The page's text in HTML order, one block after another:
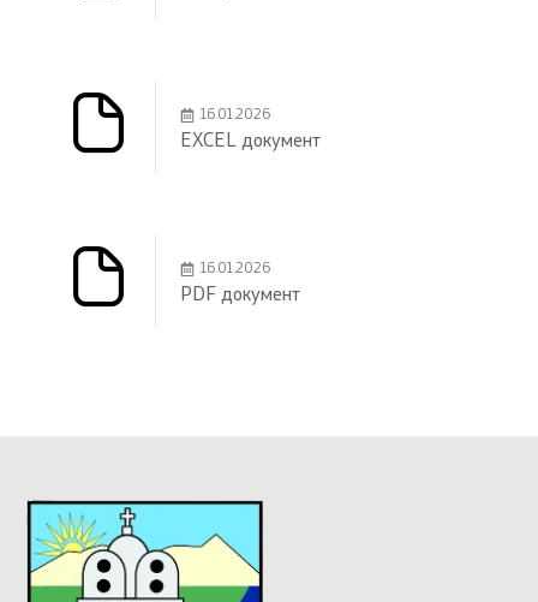
16.01.2026
EXCEL документ
16.01.2026
PDF документ